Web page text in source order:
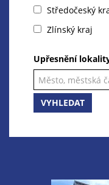
Středočeský
Zlínský kraj
Upřesnění
VYHLEDAT